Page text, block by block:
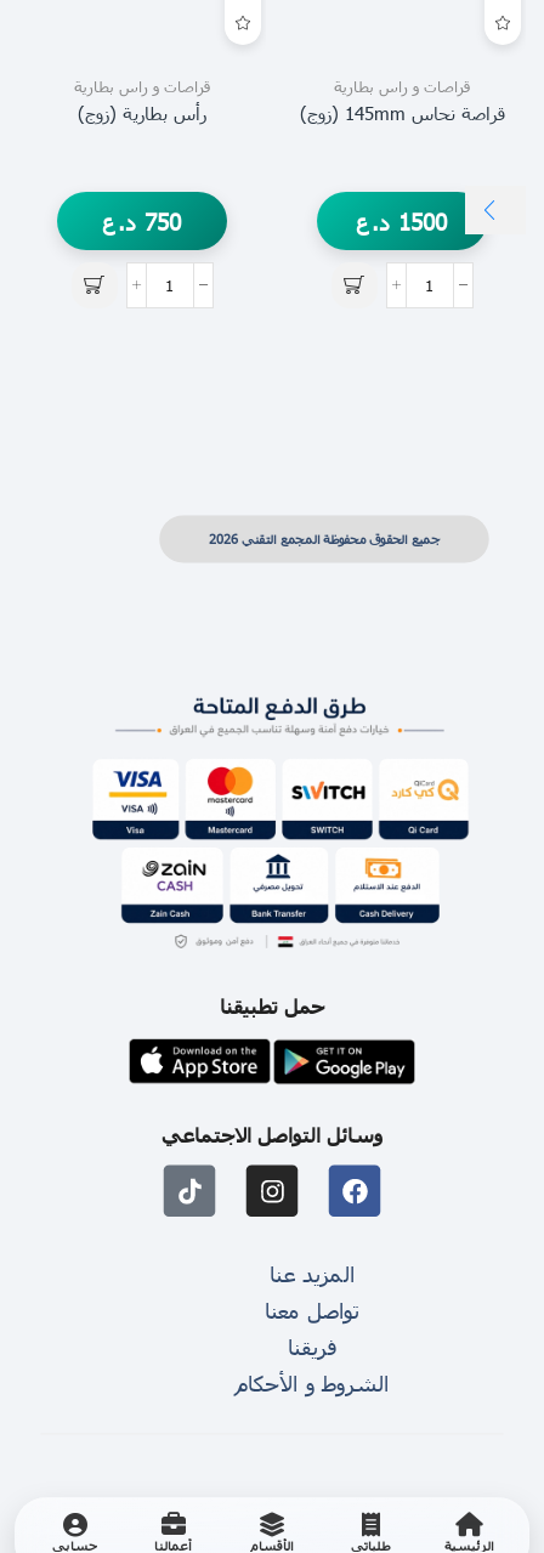
الرئيسية طلباتي الأقسام أعمالنا حسابي
قراصات و راس بطارية
قراصة نحاس 145mm (زوج)
1500 د.ع
قراصات و راس بطارية
رأس بطارية (زوج)
750 د.ع
جميع الحقوق محفوظة المجمع التقني 2026
حمل تطبيقنا
وسائل التواصل الاجتماعي
المزيد عنا
تواصل معنا
فريقنا
الشروط و الأحكام